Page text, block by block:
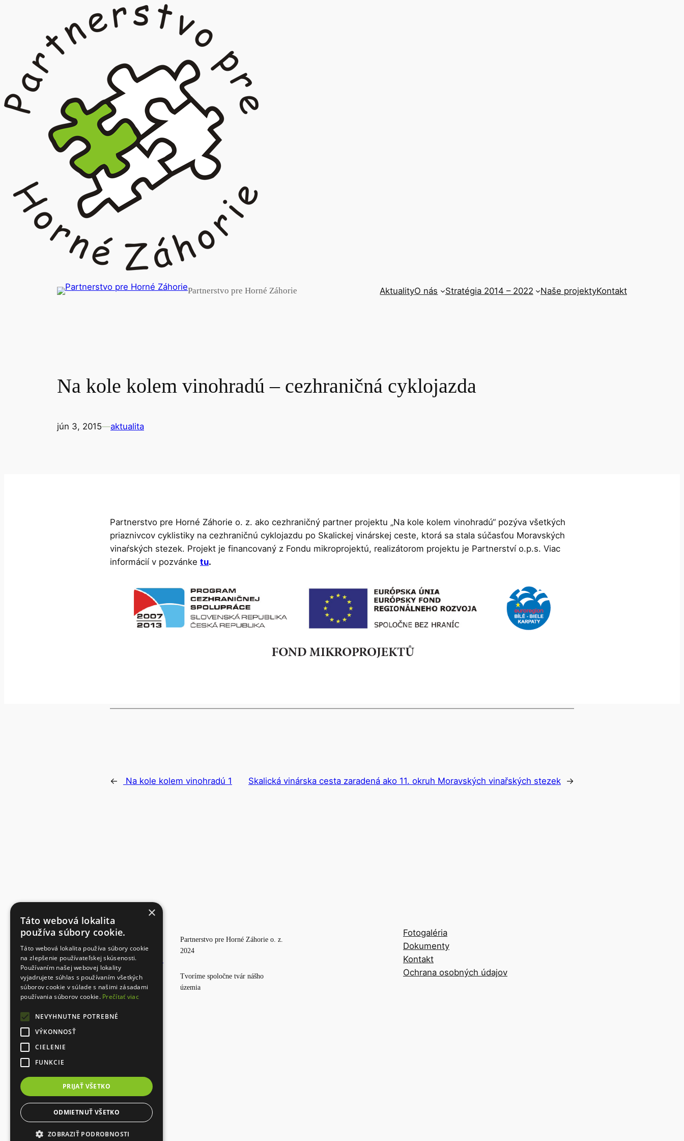
Partnerstvo pre Horné Záhorie AktualityO nás Stratégia 2014 – 2022 Naše projektyKontakt
Na kole kolem vinohradú – cezhraničná cyklojazda
jún 3, 2015—aktualita
Partnerstvo pre Horné Záhorie o. z. ako cezhraničný partner projektu „Na kole kolem vinohradú“ pozýva všetkých
priaznivcov cyklistiky na cezhraničnú cyklojazdu po Skalickej vinárskej ceste, ktorá sa stala súčasťou Moravských
vinaŕských stezek. Projekt je financovaný z Fondu mikroprojektú, realizátorom projektu je Partnerství o.p.s. Viac
informácií v pozvánke tu.
← Na kole kolem vinohradú 1 Skalická vinárska cesta zaradená ako 11. okruh Moravských vinařských stezek →
Partnerstvo pre Horné Záhorie o. z.
2024
Tvoríme spoločne tvár nášho
územia
Fotogaléria
Dokumenty
Kontakt
Ochrana osobných údajov
Designed with
×
Táto webová lokalita
používa súbory cookie.
Táto webová lokalita používa súbory cookie
na zlepšenie používateľskej skúsenosti.
Používaním našej webovej lokality
vyjadrujete súhlas s používaním všetkých
súborov cookie v súlade s našimi zásadami
používania súborov cookie. Prečítať viac
NEVYHNUTNE POTREBNÉ
VÝKONNOSŤ
CIELENIE
FUNKCIE
PRIJAŤ VŠETKO
ODMIETNUŤ VŠETKO
ZOBRAZIŤ PODROBNOSTI